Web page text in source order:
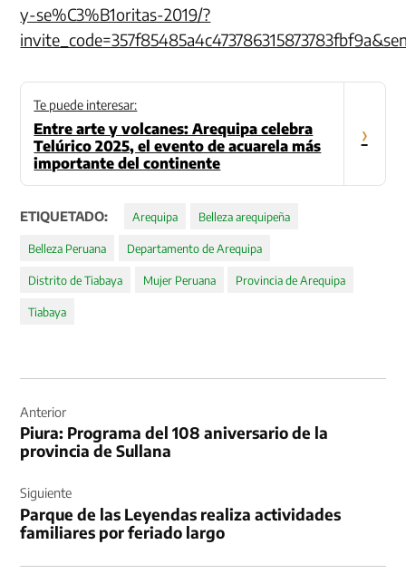
y-se%C3%B1oritas-2019/?
Te puede interesar:
Entre arte y volcanes: Arequipa celebra
Telúrico 2025, el evento de acuarela más
importante del continente
›
ETIQUETADO: Arequipa Belleza arequipeña
Belleza Peruana Departamento de Arequipa
Distrito de Tiabaya Mujer Peruana Provincia de Arequipa
Tiabaya
de
entradas
Anterior
Piura: Programa del 108 aniversario de la
provincia de Sullana
Siguiente
Parque de las Leyendas realiza actividades
familiares por feriado largo